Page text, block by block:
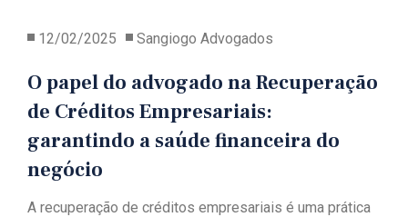
12/02/2025 Sangiogo Advogados
O papel do advogado na Recuperação
de Créditos Empresariais:
garantindo a saúde financeira do
negócio
A recuperação de créditos empresariais é uma prática